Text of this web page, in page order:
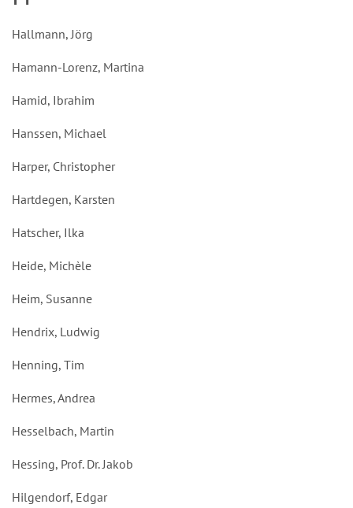
Hallmann, Jörg
Hamann-Lorenz, Martina
Hamid, Ibrahim
Hanssen, Michael
Harper, Christopher
Hartdegen, Karsten
Hatscher, Ilka
Heide, Michèle
Heim, Susanne
Hendrix, Ludwig
Henning, Tim
Hermes, Andrea
Hesselbach, Martin
Hessing, Prof. Dr. Jakob
Hilgendorf, Edgar